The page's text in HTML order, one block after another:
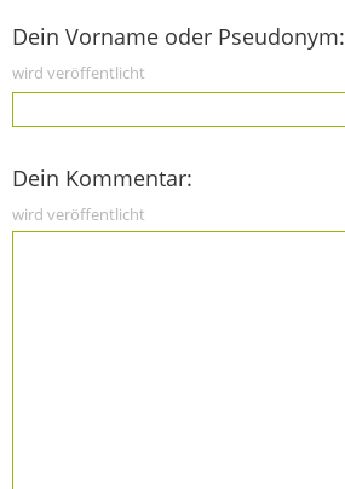
Dein Vorname oder Pseudonym:
wird veröffentlicht
Dein Kommentar:
wird veröffentlicht